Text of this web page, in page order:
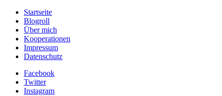
Startseite
Blogroll
Über mich
Kooperationen
Impressum
Datenschutz
Facebook
Twitter
Instagram